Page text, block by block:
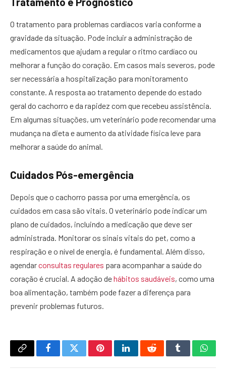
O tratamento para problemas cardíacos varia conforme a
gravidade da situação. Pode incluir a administração de
medicamentos que ajudam a regular o ritmo cardíaco ou
melhorar a função do coração. Em casos mais severos, pode
ser necessária a hospitalização para monitoramento
constante. A resposta ao tratamento depende do estado
geral do cachorro e da rapidez com que recebeu assistência.
Em algumas situações, um veterinário pode recomendar uma
mudança na dieta e aumento da atividade física leve para
melhorar a saúde do animal.
Cuidados Pós-emergência
Depois que o cachorro passa por uma emergência, os
cuidados em casa são vitais. O veterinário pode indicar um
plano de cuidados, incluindo a medicação que deve ser
administrada. Monitorar os sinais vitais do pet, como a
respiração e o nível de energia, é fundamental. Além disso,
agendarconsultas regulares para acompanhar a saúde do
coração é crucial. A adoção dehábitos saudáveis, como uma
boa alimentação, também pode fazer a diferença para
prevenir problemas futuros.
Copy
FacebookTwitterPinterestLinkedInRedditTumblr